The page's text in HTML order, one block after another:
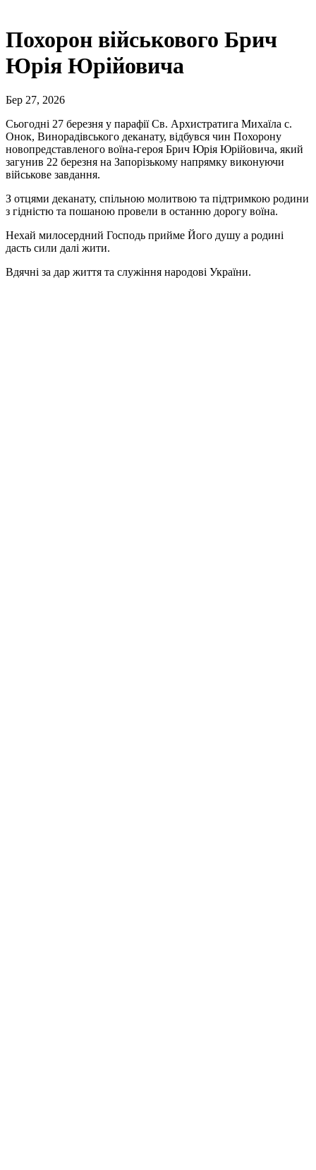
Похорон військового Брич
Юрія Юрійовича
Бер 27, 2026
Сьогодні 27 березня у парафії Св. Архистратига Михаїла с.
Онок, Винорадівського деканату, відбувся чин Похорону
новопредставленого воїна-героя Брич Юрія Юрійовича, який
загунив 22 березня на Запорізькому напрямку виконуючи
військове завдання.
З отцями деканату, спільною молитвою та підтримкою родини
з гідністю та пошаною провели в останню дорогу воїна.
Нехай милосердний Господь прийме Його душу а родині
дасть сили далі жити.
Вдячні за дар життя та служіння народові України.